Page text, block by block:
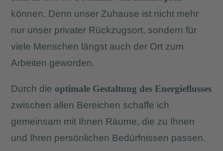
können. Denn unser Zuhause ist nicht mehr
nur unser privater Rückzugsort, sondern für
viele Menschen längst auch der Ort zum
Arbeiten geworden.
Durch die optimale Gestaltung des Energieflusses
zwischen allen Bereichen schaffe ich
gemeinsam mit Ihnen Räume, die zu Ihnen
und Ihren persönlichen Bedürfnissen passen.